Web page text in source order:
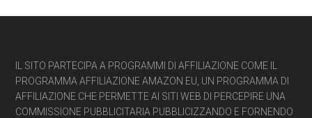
Footer
IL SITO PARTECIPA A PROGRAMMI DI AFFILIAZIONE COME IL
PROGRAMMA AFFILIAZIONE AMAZON EU, UN PROGRAMMA DI
AFFILIAZIONE CHE PERMETTE AI SITI WEB DI PERCEPIRE UNA
COMMISSIONE PUBBLICITARIA PUBBLICIZZANDO E FORNENDO